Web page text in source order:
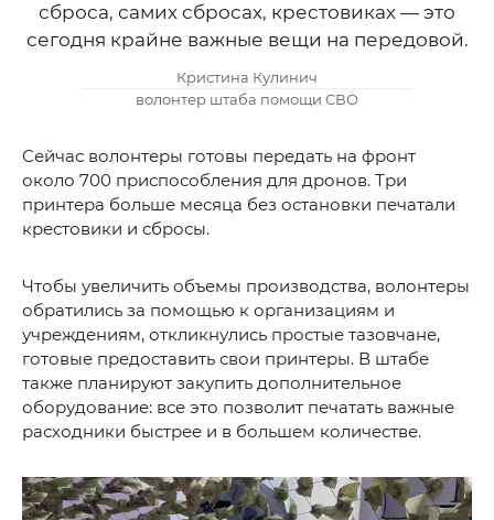
сброса, самих сбросах, крестовиках — это
сегодня крайне важные вещи на передовой.
Кристина Кулинич
волонтер штаба помощи СВО
Сейчас волонтеры готовы передать на фронт
около 700 приспособления для дронов. Три
принтера больше месяца без остановки печатали
крестовики и сбросы.
Чтобы увеличить объемы производства, волонтеры
обратились за помощью к организациям и
учреждениям, откликнулись простые тазовчане,
готовые предоставить свои принтеры. В штабе
также планируют закупить дополнительное
оборудование: все это позволит печатать важные
расходники быстрее и в большем количестве.